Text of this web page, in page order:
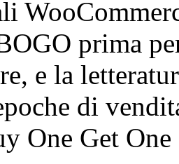
prima
e la
di
One Get